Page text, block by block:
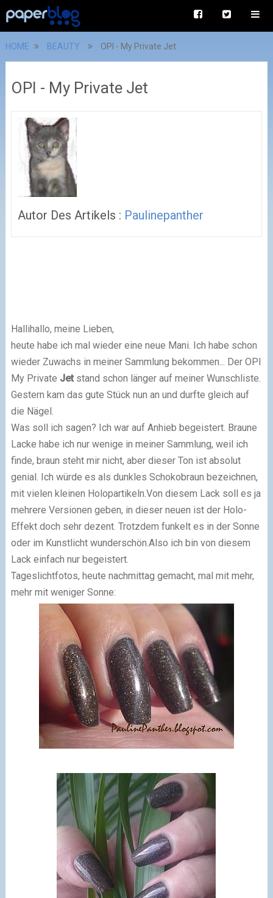
HOME BEAUTY OPI - My Private Jet
OPI - My Private Jet
Autor Des Artikels : Paulinepanther
Hallihallo, meine Lieben,
heute habe ich mal wieder eine neue Mani. Ich habe schon
wieder Zuwachs in meiner Sammlung bekommen... Der OPI
My Private Jetstand schon länger auf meiner Wunschliste.
Gestern kam das gute Stück nun an und durfte gleich auf
die Nägel.
Was soll ich sagen? Ich war auf Anhieb begeistert. Braune
Lacke habe ich nur wenige in meiner Sammlung, weil ich
finde, braun steht mir nicht, aber dieser Ton ist absolut
genial. Ich würde es als dunkles Schokobraun bezeichnen,
mit vielen kleinen Holopartikeln.Von diesem Lack soll es ja
mehrere Versionen geben, in dieser neuen ist der Holo-
Effekt doch sehr dezent. Trotzdem funkelt es in der Sonne
oder im Kunstlicht wunderschön.Also ich bin von diesem
Lack einfach nur begeistert.
Tageslichtfotos, heute nachmittag gemacht, mal mit mehr,
mehr mit weniger Sonne: